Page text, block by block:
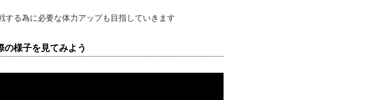
する為に必要な体力アップも目指していきます
様子を見てみよう